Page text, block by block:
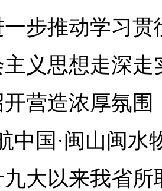
一步推动学习
义思想走深
营造浓厚氛
中国·闽山闽水
大以来我省